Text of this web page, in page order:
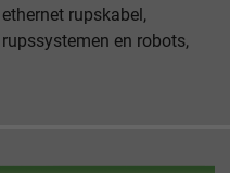
rupskabel,
en robots,